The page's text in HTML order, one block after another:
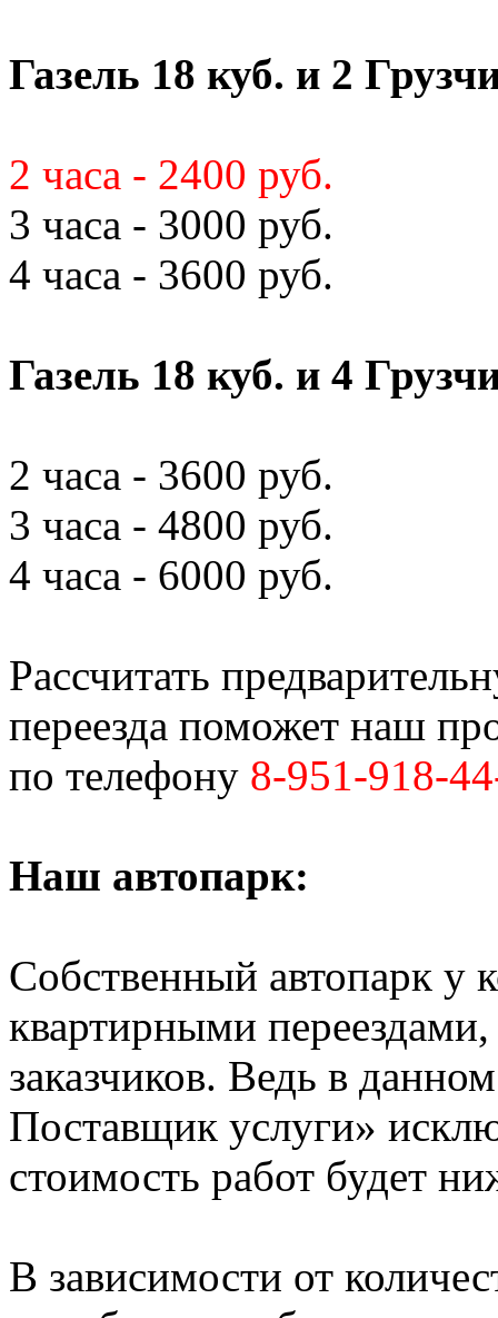
Газель 18 куб. и 2
2 часа - 2400 руб.
3 часа - 3000 руб.
4 часа - 3600 руб.
Газель 18 куб. и 4
2 часа - 3600 руб.
3 часа - 4800 руб.
4 часа - 6000 руб.
Рассчитать
переезда поможет наш
по телефону 8-951-918-
Наш автопарк:
Собственный автопарк у
квартирными
заказчиков. Ведь в
Поставщик услуги»
стоимость работ будет
В зависимости от